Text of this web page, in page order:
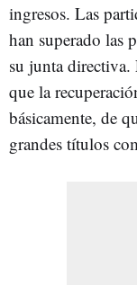
ingresos. Las
han superado las
su junta directiva.
que la
básicamente, de
grandes títulos